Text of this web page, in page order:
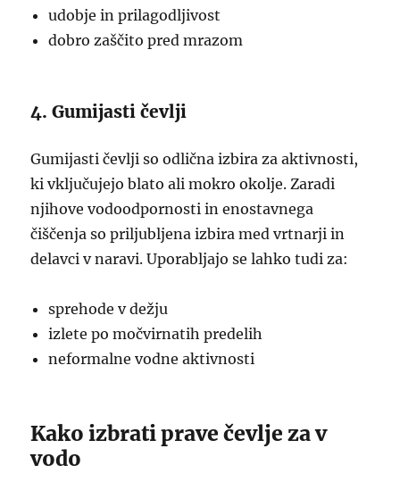
udobje in prilagodljivost
dobro zaščito pred mrazom
4. Gumijasti čevlji
Gumijasti čevlji so odlična izbira za aktivnosti,
ki vključujejo blato ali mokro okolje. Zaradi
njihove vodoodpornosti in enostavnega
čiščenja so priljubljena izbira med vrtnarji in
delavci v naravi. Uporabljajo se lahko tudi za:
sprehode v dežju
izlete po močvirnatih predelih
neformalne vodne aktivnosti
Kako izbrati prave čevlje za v
vodo